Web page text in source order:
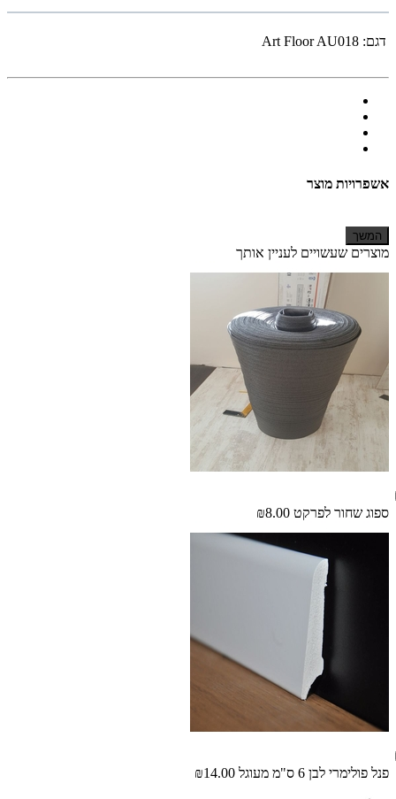
דגם: Art Floor AU018
אשפרויות מוצר
המשך
מוצרים שעשויים לעניין אותך
ספוג שחור לפרקט ₪8.00
פנל פולימרי לבן 6 ס"מ מעוגל ₪14.00